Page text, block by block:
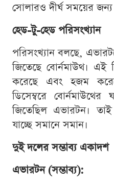
সোলারও দীর্ঘ সময়ের জন্য
হেড-টু-হেড পরিসংখ্যান
পরিসংখ্যান বলছে,
জিতেছে বোর্নমাউথ। এই
করেছে এবং হজম
ডিসেম্বরে
জিতেছিল এভারটন।
যাচ্ছে সমানে সমান।
দুই দলের সম্ভাব্য একাদশ
এভারটন (সম্ভাব্য):